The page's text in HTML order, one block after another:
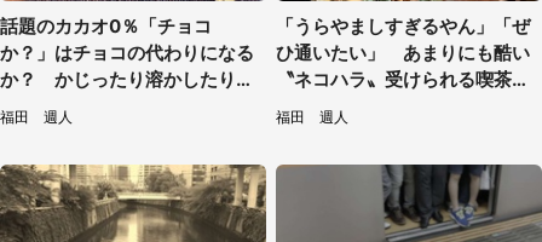
話題のカカオ0％「チョコ
か？」はチョコの代わりになる
か？ かじったり溶かしたりし
て食べてみた
福田 週人
「うらやましすぎるやん」「ぜ
ひ通いたい」 あまりにも酷い
〝ネコハラ〟受けられる喫茶店
に5.3万人驚がく
福田 週人